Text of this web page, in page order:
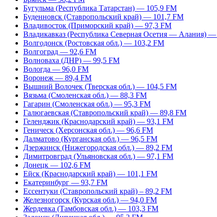
Бугульма (Республика Татарстан) — 105,9 FM
Буденновск (Ставропольский край) — 101,7 FM
Владивосток (Приморский край) — 97,3 FM
Владикавказ (Республика Северная Осетия — Алания)
Волгодонск (Ростовская обл.) — 103,2 FM
Волгоград — 92,6 FM
Волноваха (ДНР) — 99,5 FM
Вологда — 96,0 FM
Воронеж — 89,4 FM
Вышний Волочек (Тверская обл.) — 104,5 FM
Вязьма (Смоленская обл.) — 88,3 FM
Гагарин (Смоленская обл.) — 95,3 FM
Галюгаевская (Ставропольский край) — 89,8 FM
Геленджик (Краснодарский край) — 93,1 FM
Геническ (Херсонская обл.) — 96,6 FM
Далматово (Курганская обл.) — 96,5 FM
Дзержинск (Нижегородская обл.) — 89,2 FM
Димитровград (Ульяновская обл.) — 97,1 FM
Донецк — 102,6 FM
Ейск (Краснодарский край) — 101,1 FM
Екатеринбург — 93,7 FM
Ессентуки (Ставропольский край) – 89,2 FM
Железногорск (Курская обл.) — 94,0 FM
Жердевка (Тамбовская обл.) — 103,3 FM